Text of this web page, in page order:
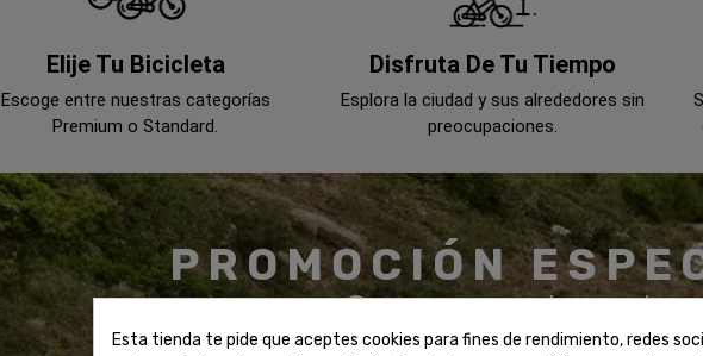
Elije Tu Bicicleta
Escoge entre nuestras categorías
Premium o Standard.
Disfruta De Tu Tiempo
Esplora la ciudad y sus alrededores sin
preocupaciones.
PROMOCIÓN
¡Compra y ahorra!
Esta tienda te pide que aceptes cookies para fines de rendimiento, redes